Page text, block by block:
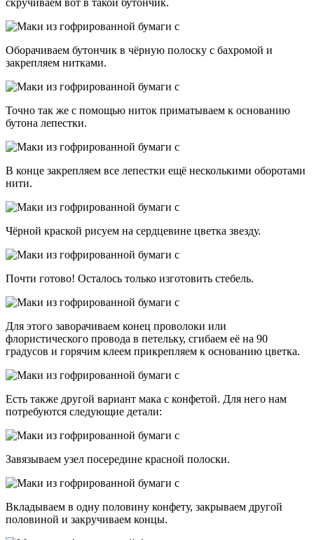
скручиваем вот в такой бутончик.
Оборачиваем бутончик в чёрную полоску с бахромой и
закрепляем нитками.
Точно так же с помощью ниток приматываем к основанию
бутона лепестки.
В конце закрепляем все лепестки ещё несколькими оборотами
нити.
Чёрной краской рисуем на сердцевине цветка звезду.
Почти готово! Осталось только изготовить стебель.
Для этого заворачиваем конец проволоки или
флористического провода в петельку, сгибаем её на 90
градусов и горячим клеем прикрепляем к основанию цветка.
Есть также другой вариант мака с конфетой. Для него нам
потребуются следующие детали:
Завязываем узел посередине красной полоски.
Вкладываем в одну половину конфету, закрываем другой
половиной и закручиваем концы.